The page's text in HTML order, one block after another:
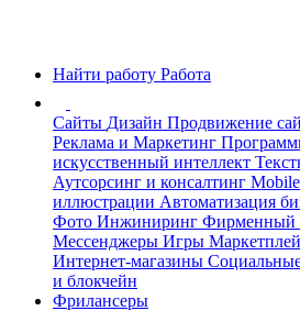
Найти работу Работа
Сайты Дизайн Продвижение
Реклама и Маркетинг
искусственный интеллект
Аутсорсинг и консалтинг Mobile
иллюстрации Автоматизация
Фото Инжиниринг Фирменный
Мессенджеры Игры
Интернет-магазины
и блокчейн
Фрилансеры